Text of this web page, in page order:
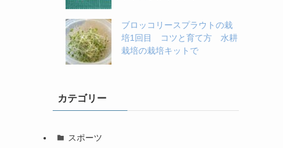
ブロッコリースプラウトの栽
培1回目 コツと育て方 水耕
栽培の栽培キットで
カテゴリー
スポーツ